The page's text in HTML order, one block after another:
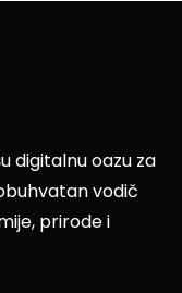
digitalnu oazu za
vodič
prirode i